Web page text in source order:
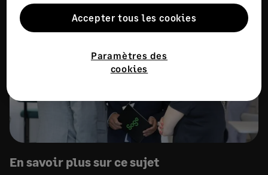
En savoir plus sur ce sujet
Paramètres des
cookies
Accepter tous les cookies